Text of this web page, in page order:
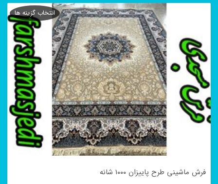
محصول
مختلفی
باشد.
گزینه
ها
صفحه
فرش ماشینی طرح پاییزان ۱۰۰۰ شانه
انتخاب گزینه ها